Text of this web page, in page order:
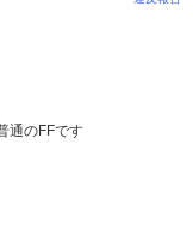
通のFFです